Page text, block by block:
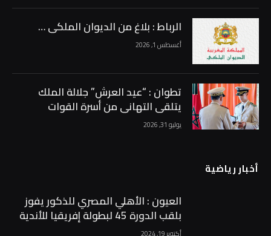
الرباط : بلاغ من الديوان الملكي …
أغسطس 1, 2026
تطوان : “عيد العرش” جلالة الملك
يتلقى التهاني من أسرة القوات
المسلحة الملكية …
يوليو 31, 2026
أخبار رياضية
العيون : الأهلي المصري للذكور يفوز
بلقب الدورة 45 لبطولة إفريقيا للأندية
البطلة في كرة اليد …
أكتوبر 19, 2024